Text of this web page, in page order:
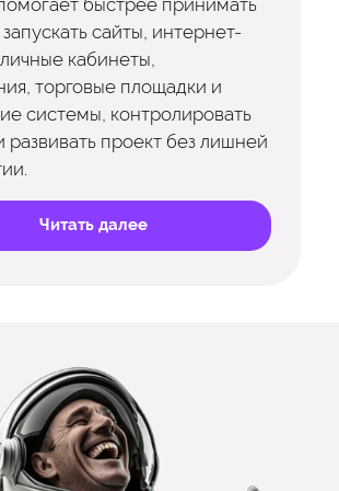
быстрее принимать
сайты, интернет-
кабинеты,
торговые площадки и
системы, контролировать
развивать проект без лишней
Читать далее